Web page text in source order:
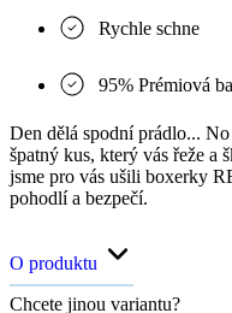
Rychle schne
95% Prémiová
Den dělá spodní prádlo...
špatný kus, který vás řeže a
jsme pro vás ušili boxerky
pohodlí a bezpečí.
O produktu
Chcete jinou variantu?